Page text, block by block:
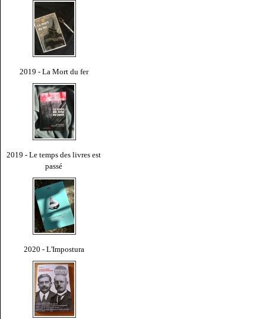
2019 - La Mort du fer
2019 - Le temps des livres est
passé
2020 - L'Impostura